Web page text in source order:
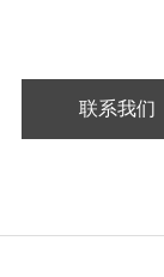
联系我们